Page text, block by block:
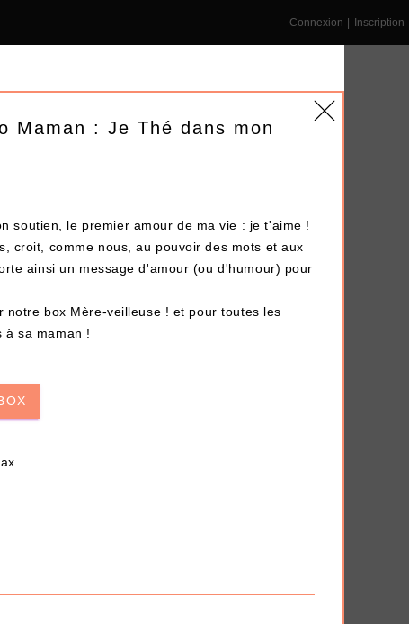
Connexion Inscription
Terminé !
Maman : Je Thé dans mon
soutien, le premier amour de ma vie : je t'aime !
croit, comme nous, au pouvoir des mots et aux
ainsi un message d'amour (ou d'humour) pour
notre box Mère-veilleuse ! et pour toutes les
à sa maman !
quelques clics.